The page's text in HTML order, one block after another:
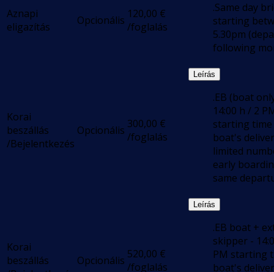
Aznapi
eligazítás
Opcionális 120,00 €
/foglalás
.Same day
starting
5.30pm
following
Korai
beszállás
/Bejelentkezés
Opcionális 300,00 €
/foglalás
Leírás
.EB (boat
14:00 h / 2
starting
boat's
limited
early
same
Korai
beszállás
Opcionális 520,00 €
/foglalás
Leírás
.EB boat +
skipper -
PM starting
boat's